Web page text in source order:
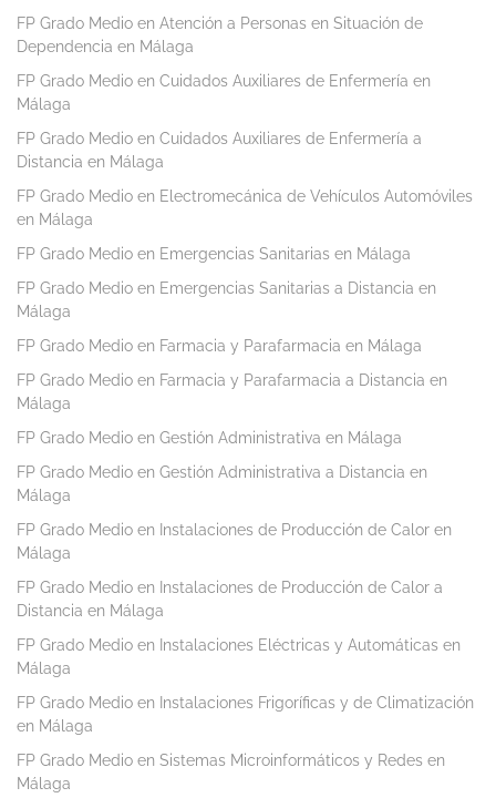
FP Grado Medio en Atención a Personas en Situación de
Dependencia en Málaga
FP Grado Medio en Cuidados Auxiliares de Enfermería en
Málaga
FP Grado Medio en Cuidados Auxiliares de Enfermería a
Distancia en Málaga
FP Grado Medio en Electromecánica de Vehículos Automóviles
en Málaga
FP Grado Medio en Emergencias Sanitarias en Málaga
FP Grado Medio en Emergencias Sanitarias a Distancia en
Málaga
FP Grado Medio en Farmacia y Parafarmacia en Málaga
FP Grado Medio en Farmacia y Parafarmacia a Distancia en
Málaga
FP Grado Medio en Gestión Administrativa en Málaga
FP Grado Medio en Gestión Administrativa a Distancia en
Málaga
FP Grado Medio en Instalaciones de Producción de Calor en
Málaga
FP Grado Medio en Instalaciones de Producción de Calor a
Distancia en Málaga
FP Grado Medio en Instalaciones Eléctricas y Automáticas en
Málaga
FP Grado Medio en Instalaciones Frigoríficas y de Climatización
en Málaga
FP Grado Medio en Sistemas Microinformáticos y Redes en
Málaga